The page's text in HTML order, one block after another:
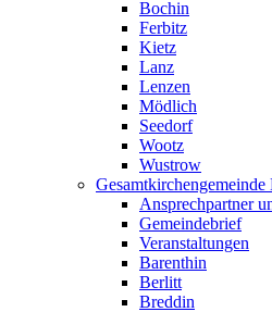
Bochin
Ferbitz
Kietz
Lanz
Lenzen
Mödlich
Seedorf
Wootz
Wustrow
Ansprechpartner
Gemeindebrief
Veranstaltungen
Barenthin
Berlitt
Breddin